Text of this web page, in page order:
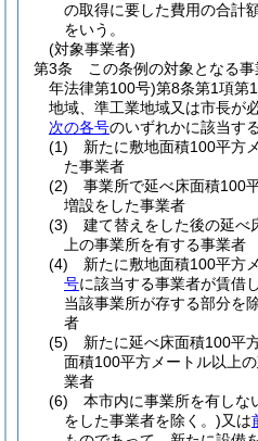
の取得に要した費用の合計
をいう。
(対象事業者)
第3条
この条例の対象となる
年法律第100号)第8条第1項第
地域、準工業地域又は市長が
次の各号のいずれかに該当す
(1)
新たに敷地面積100平方
た事業者
(2)
事業所で延べ床面積100
増設をした事業者
(3)
建て替えをした後の延べ
上の事業所を有する事業者
(4)
新たに敷地面積100平方
号に該当する事業者が賃借
当該事業所が存する部分を
者
(5)
新たに延べ床面積100平
面積100平方メートル以上
業者
(6)
本市内に事業所を有しな
をした事業者を除く。)又は